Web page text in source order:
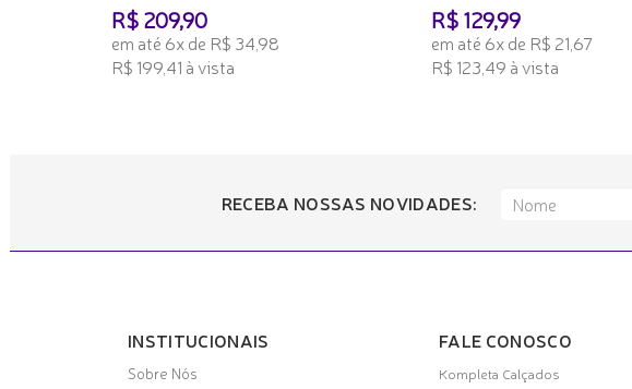
R$ 209,90
em até 6x de R$ 34,98
R$ 199,41 à vista
R$ 129,99
em até 6x de R$ 21,67
R$ 123,49 à vista
RECEBA NOSSAS NOVIDADES:
INSTITUCIONAIS
Sobre Nós
FALE CONOSCO
Kompleta Calçados